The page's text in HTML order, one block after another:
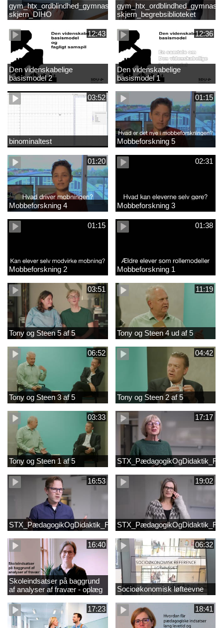
gym_htx_ordblindhed_gymnasiet
skjern_DIHO
skjern_begrebsiblioteket
12:43
Den videnskabelige
basismodel 2
12:36
Den videnskabelige
basismodel 1
03:52
binominaltest
01:15
Mobbeforskning 5
01:20
Mobbeforskning 4
02:31
Mobbeforskning 3
01:15
Mobbeforskning 2
01:38
Mobbeforskning 1
03:51
Tony og Steen 5 af 5
11:19
Tony og Steen 4 ud af 5
06:52
Tony og Steen 3 af 5
04:42
Tony og Steen 2 af 5
03:33
Tony og Steen 1 af 5
17:17
16:53
STX_PædagogikOgDidaktik_FilmB
19:02
16:40
Skoleindsatser på baggrund
af analyser af fravær - oplæg
ved Astrid Lundby, EVA
06:32
Socioøkonomisk løfteevne
17:23 18:41